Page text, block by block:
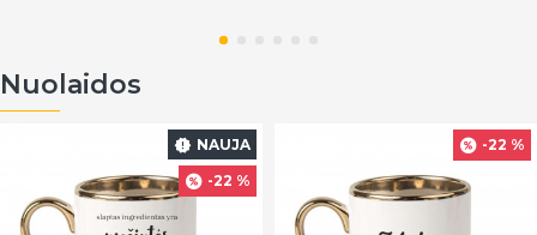
Nuolaidos
NAUJA
-22 %
-22 %